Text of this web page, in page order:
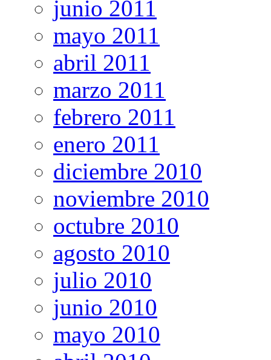
junio 2011
mayo 2011
abril 2011
marzo 2011
febrero 2011
enero 2011
diciembre 2010
noviembre 2010
octubre 2010
agosto 2010
julio 2010
junio 2010
mayo 2010